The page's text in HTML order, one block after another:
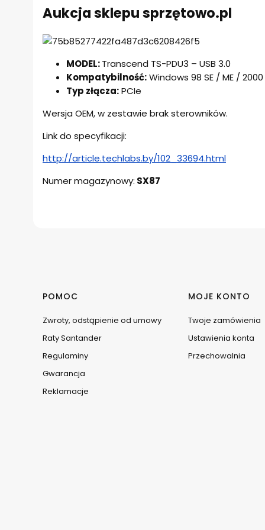
Aukcja sklepu sprzętowo.pl
MODEL:Transcend TS-PDU3 – USB 3.0
Kompatybilność:Windows 98 SE / ME /
Typ złącza:PCIe
Wersja OEM, w zestawie brak sterowników.
Link do specyfikacji:
http://article.techlabs.by/102_33694.html
Numer magazynowy: SX87
Linki w stopce
POMOC
Zwroty, odstąpienie od umowy
Raty Santander
Regulaminy
Gwarancja
Reklamacje
MOJE KONTO
Twoje zamówienia
Ustawienia konta
Przechowalnia